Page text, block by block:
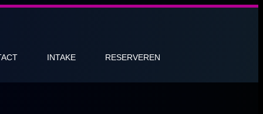
INTAKE RESERVEREN